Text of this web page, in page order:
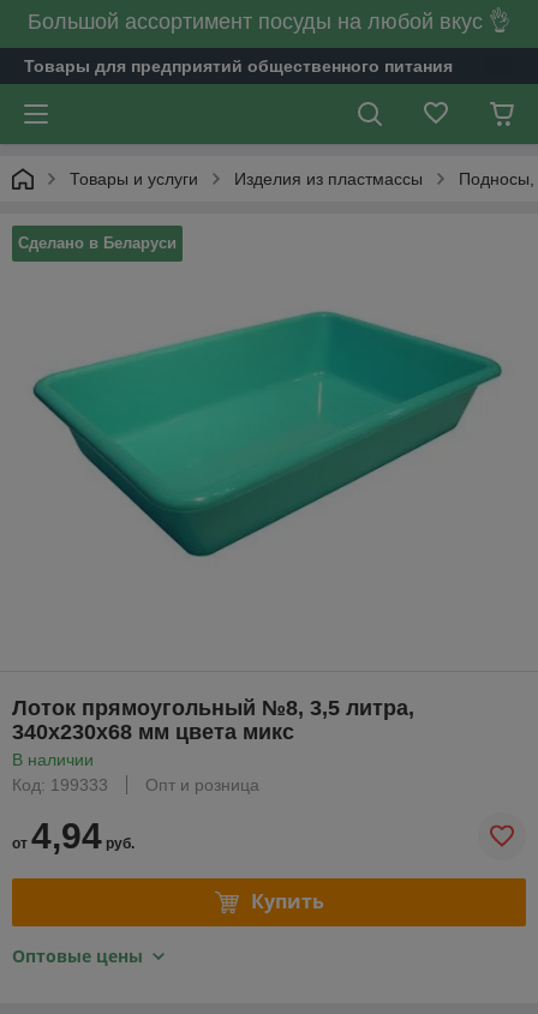
Большой ассортимент посуды на любой вкус 👌
Товары для предприятий общественного питания
Товары и услуги Изделия из пластмассы Подносы,
Сделано в Беларуси
Лоток прямоугольный №8, 3,5 литра,
340х230х68 мм цвета микс
В наличии
Код: 199333
Опт и розница
от 4,94 руб.
Купить
Оптовые цены